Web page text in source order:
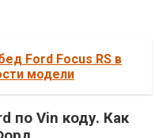
Ford Focus RS в
модели
по Vin коду. Как